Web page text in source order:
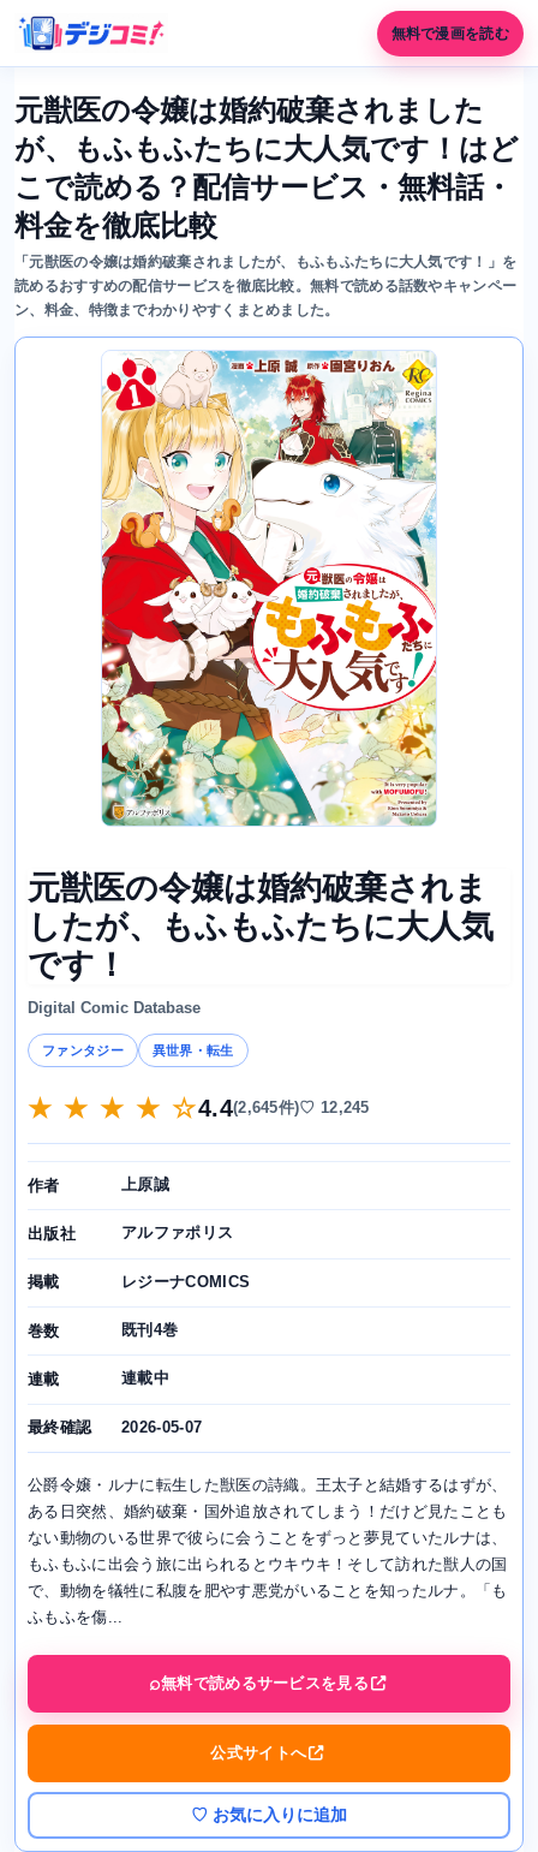
無料で漫画を読む
元獣医の令嬢は婚約破棄されました
が、もふもふたちに大人気です！はど
こで読める？配信サービス・無料話・
料金を徹底比較
「元獣医の令嬢は婚約破棄されましたが、もふもふたちに大人気です！」を
読めるおすすめの配信サービスを徹底比較。無料で読める話数やキャンペー
ン、料金、特徴までわかりやすくまとめました。
元獣医の令嬢は婚約破棄されま
したが、もふもふたちに大人気
です！
Digital Comic Database
ファンタジー 異世界・転生
★ ★ ★ ★ ☆4.4(2,645件)♡ 12,245
作者 上原誠
出版社 アルファポリス
掲載 レジーナCOMICS
巻数 既刊4巻
連載 連載中
最終確認 2026-05-07
公爵令嬢・ルナに転生した獣医の詩織。王太子と結婚するはずが、
ある日突然、婚約破棄・国外追放されてしまう！だけど見たことも
ない動物のいる世界で彼らに会うことをずっと夢見ていたルナは、
もふもふに出会う旅に出られるとウキウキ！そして訪れた獣人の国
で、動物を犠牲に私腹を肥やす悪党がいることを知ったルナ。「も
ふもふを傷...
無料で読めるサービスを見る
公式サイトへ
♡ お気に入りに追加